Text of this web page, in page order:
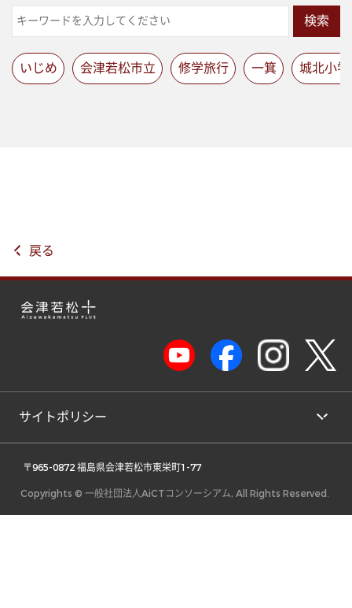
検索
いじめ 会津若松市立 修学旅行 一箕 城北小
戻る
サイトポリシー
〒965-0872 福島県会津若松市東栄町1-77
Copyrights © 一般社団法人AiCTコンソーシアム, All Rights Reserved.